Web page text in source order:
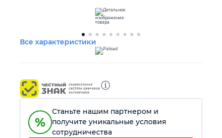
Столярный инструмент
Измерительный инструмент
Силовое оборудование
Все характеристики
Станьте нашим партнером и
получите уникальные условия
сотрудничества